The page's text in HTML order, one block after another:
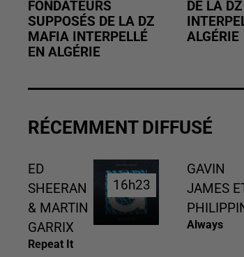
FONDATEURS
SUPPOSÉS DE LA DZ
MAFIA INTERPELLÉ
EN ALGÉRIE
DE LA
ALGÉRIE
RÉCEMMENT DIFFUSÉ
ED
SHEERAN
& MARTIN
GARRIX
Repeat It
16h23
16h23
GAVIN
JAMES
Always